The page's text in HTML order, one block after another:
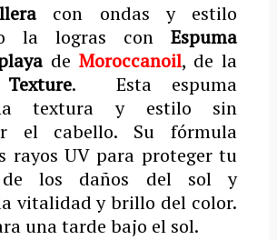
con ondas y estilo
la logras conEspuma
de Moroccanoil, de la
Texture. Esta espuma
textura y estilo sin
el cabello. Su fórmula
rayos UV para proteger tu
de los daños del sol y
vitalidad y brillo del color.
una tarde bajo el sol.